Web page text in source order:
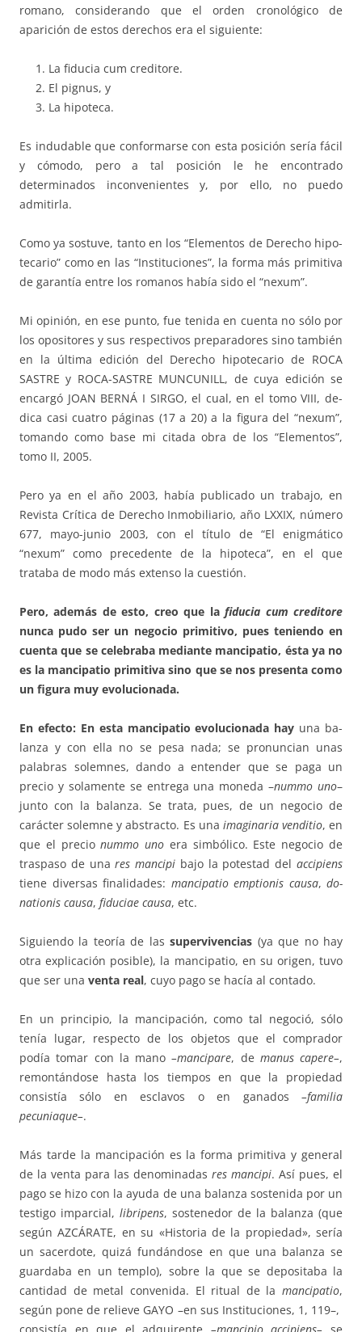
romano, considerando que el orden cronológico de
aparición de estos derechos era el siguiente:
La fiducia cum creditore.
El pignus, y
La hipoteca.
Es indudable que conformarse con esta posición sería fácil
y cómodo, pero a tal posición le he encontrado
determinados inconvenientes y, por ello, no puedo
admitirla.
Como ya sostuve, tanto en los “Elementos de Derecho hipo­
tecario” co­mo en las “Instituciones”, la forma más primitiva
de garantía entre los romanos había sido el “nexum”.
Mi opinión, en ese punto, fue tenida en cuenta no sólo por
los opo­si­to­res y sus respectivos preparadores sino también
en la última edición del Derecho hipotecario de ROCA
SASTRE y ROCA-SASTRE MUNCUNILL, de cuya edición se
encargó JOAN BERNÁ I SIRGO, el cual, en el tomo VIII, de­
dica casi cuatro páginas (17 a 20) a la figura del “nexum”,
tomando co­mo base mi citada obra de los “Elementos”,
tomo II, 2005.
Pero ya en el año 2003, había publicado un trabajo, en
Revista Crítica de Derecho Inmobiliario, año LXXIX, número
677, mayo-junio 2003, con el título de “El enigmático
“nexum” como precedente de la hipoteca”, en el que
trataba de modo más extenso la cuestión.
Pero, además de esto, creo que lafiducia cum creditore
nunca pudo ser un negocio primitivo, pues teniendo en
cuenta que se celebraba mediante mancipatio, ésta ya no
es la mancipatio primitiva sino que se nos presenta como
un figura muy evolucionada.
En efecto: En esta mancipatio evolucionada hay una ba­
lanza y con ella no se pesa nada; se pronuncian unas
palabras solemnes, dando a entender que se paga un
precio y sola­mente se entrega una moneda –nummo uno–
junto con la balanza. Se tra­ta, pues, de un negocio de
carácter solemne y abstracto. Es una imagi­naria venditio, en
que el precionummo uno era simbólico. Este negocio de
traspaso de unares mancipi bajo la potestad delaccipiens
tiene diversas finalidades: mancipatio emptionis causa, do­
nationis causa, fidu­ciae causa, etc.
Siguiendo la teoría de lassupervivencias (ya que no hay
otra expli­ca­ción posible), la mancipatio, en su origen, tuvo
que ser una venta real, cuyo pago se hacía al contado.
En un principio, la mancipación, como tal negoció, sólo
tenía lugar, res­­pecto de los objetos que el comprador
podía tomar con la mano–man­ci­pare, de manus capere–,
remontándose hasta los tiempos en que la pro­pie­dad
consistía sólo en esclavos o en ganados –familia
pecuniaque–.
Más tarde la mancipación es la forma primitiva y general
de la venta para las denominadas res mancipi. Así pues, el
pago se hizo con la ayuda de una balanza sostenida por un
testigo imparcial, libri­pens, sostenedor de la ba­lanza (que
según AZCÁRATE, en su «Historia de la propiedad», sería
un sacerdote, quizá fundándose en que una balanza se
guardaba en un templo), sobre la que se depositaba la
cantidad de metal convenida. El ri­tual de la mancipatio,
según pone de relieve GAYO –en sus Instituciones, 1, 119–,